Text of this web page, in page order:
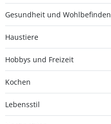
Gesundheit und Wohlbefinden
Haustiere
Hobbys und Freizeit
Kochen
Lebensstil